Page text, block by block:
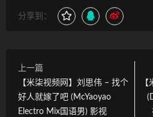
分享到：
上一篇
【米柒视频网】刘思伟 – 找个
好人就嫁了吧 (McYaoyao
Electro Mix国语男) 影视